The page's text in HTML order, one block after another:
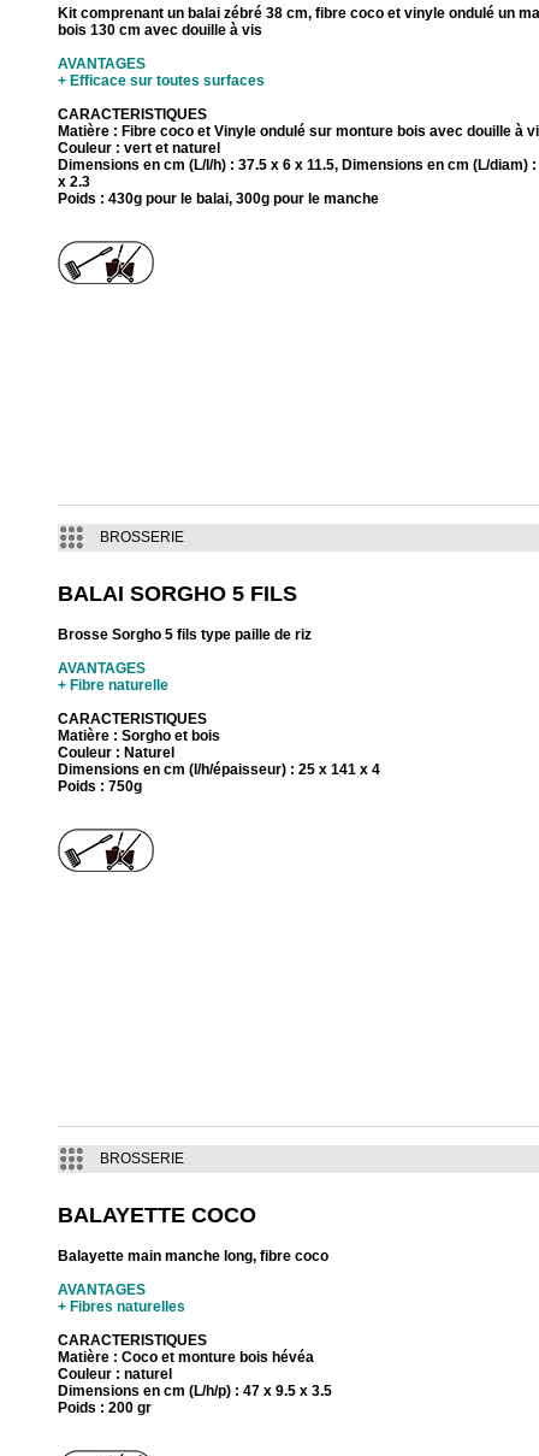
Kit comprenant un balai zébré 38 cm, fibre coco et vinyle ondulé un
bois 130 cm avec douille à vis
AVANTAGES
+ Efficace sur toutes surfaces
CARACTERISTIQUES
Matière : Fibre coco et Vinyle ondulé sur monture bois avec douille à
Couleur : vert et naturel
Dimensions en cm (L/l/h) : 37.5 x 6 x 11.5, Dimensions en cm (L/diam) :
x 2.3
Poids : 430g pour le balai, 300g pour le manche
BROSSERIE
BALAI SORGHO 5 FILS
Brosse Sorgho 5 fils type paille de riz
AVANTAGES
+ Fibre naturelle
CARACTERISTIQUES
Matière : Sorgho et bois
Couleur : Naturel
Dimensions en cm (l/h/épaisseur) : 25 x 141 x 4
Poids : 750g
BROSSERIE
BALAYETTE COCO
Balayette main manche long, fibre coco
AVANTAGES
+ Fibres naturelles
CARACTERISTIQUES
Matière : Coco et monture bois hévéa
Couleur : naturel
Dimensions en cm (L/h/p) : 47 x 9.5 x 3.5
Poids : 200 gr